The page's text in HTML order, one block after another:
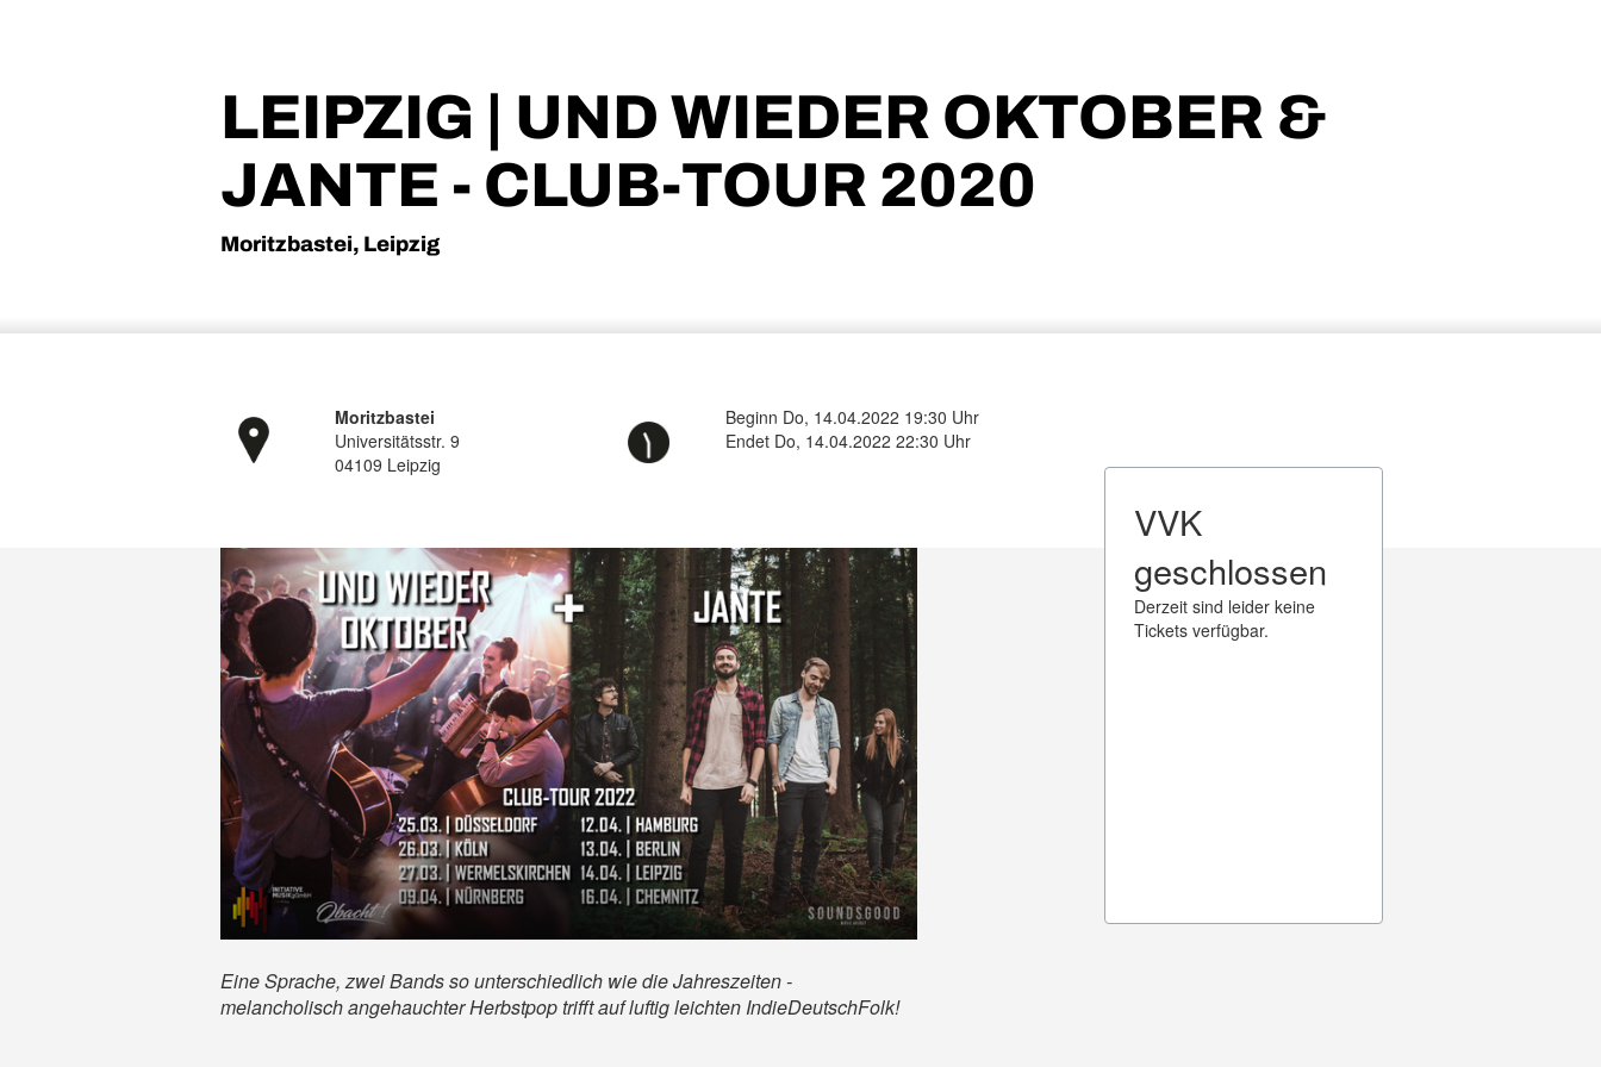
LEIPZIG | UND WIEDER OKTOBER &
JANTE - CLUB-TOUR 2020
Moritzbastei, Leipzig
Moritzbastei
Universitätsstr. 9
04109 Leipzig
Beginn Do, 14.04.2022 19:30 Uhr
Endet Do, 14.04.2022 22:30 Uhr
VVK
geschlossen
Derzeit sind leider keine
Tickets verfügbar.
Eine Sprache, zwei Bands so unterschiedlich wie die Jahreszeiten -
melancholisch angehauchter Herbstpop trifft auf luftig leichten IndieDeutschFolk!